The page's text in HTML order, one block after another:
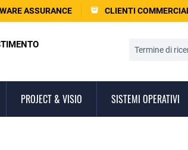
ASSURANCE CLIENTI
PROJECT & VISIO SISTEMI OPERATIVI